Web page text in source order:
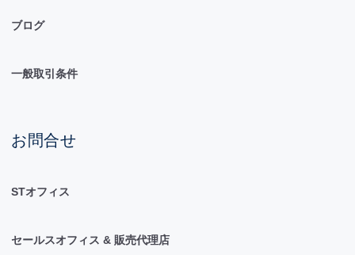
ブログ
一般取引条件
お問合せ
STオフィス
セールスオフィス & 販売代理店